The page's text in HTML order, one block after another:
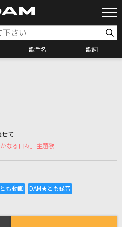
歌手名 歌詞
オケ検索
リクエスト
われている曲の一覧
せて
なる日々」主題歌